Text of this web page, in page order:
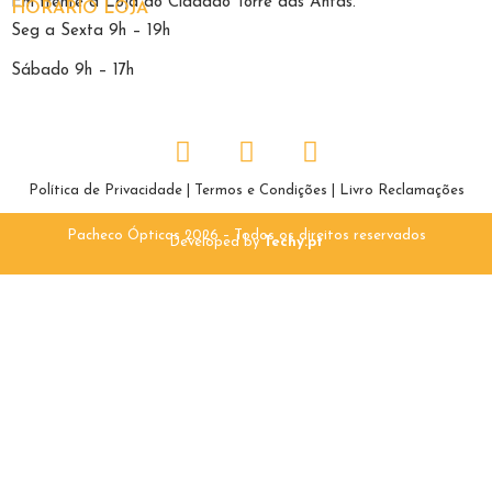
HORÁRIO LOJA
Seg a Sexta 9h – 19h
Sábado 9h – 17h
Política de Privacidade Termos e Condições Livro Reclamações
Pacheco Ópticas 2026 – Todos os direitos reservados
Developed byTechy.pt